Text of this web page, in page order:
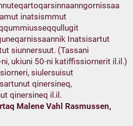
inatsismmut
Inatsisartut
siunnersuut. (Tassani
ukiuni 50-ni katiffissiornerit il.il.)
siulersuisut
qinersineq,
qinersineq il.il.
Malene Vahl Rasmussen,